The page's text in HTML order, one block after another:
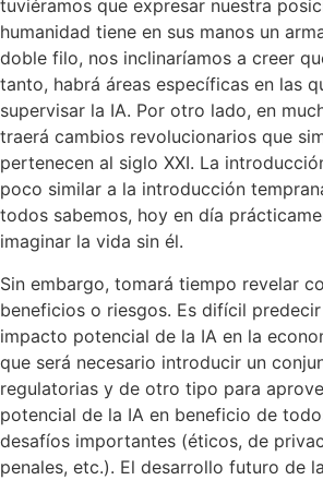
tuviéramos que expresar nuestra
humanidad tiene en sus manos un
doble filo, nos inclinaríamos a creer
tanto, habrá áreas específicas en las
supervisar la IA. Por otro lado, en
traerá cambios revolucionarios que
pertenecen al siglo XXI. La
poco similar a la introducción
todos sabemos, hoy en día
imaginar la vida sin él.
Sin embargo, tomará tiempo revelar
beneficios o riesgos. Es difícil
impacto potencial de la IA en la
que será necesario introducir un
regulatorias y de otro tipo para
potencial de la IA en beneficio de
desafíos importantes (éticos, de
penales, etc.). El desarrollo futuro de